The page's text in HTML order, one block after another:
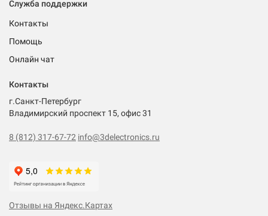
Служба поддержки
Контакты
Помощь
Онлайн чат
Контакты
г.Санкт-Петербург
Владимирский проспект 15, офис 31
8 (812) 317-67-72 info@3delectronics.ru
Отзывы на Яндекс.Картах